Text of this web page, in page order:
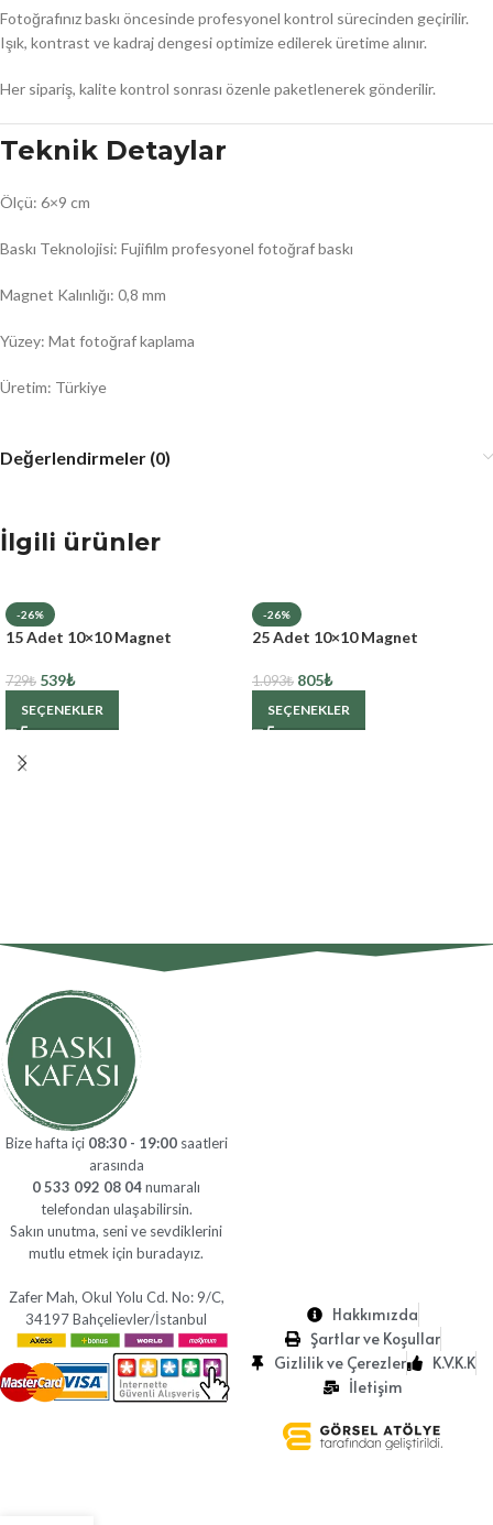
Fotoğrafınız baskı öncesinde profesyonel kontrol sürecinden geçirilir.
Işık, kontrast ve kadraj dengesi optimize edilerek üretime alınır.
Her sipariş, kalite kontrol sonrası özenle paketlenerek gönderilir.
Teknik Detaylar
Ölçü: 6×9 cm
Baskı Teknolojisi: Fujifilm profesyonel fotoğraf baskı
Magnet Kalınlığı: 0,8 mm
Yüzey: Mat fotoğraf kaplama
Üretim: Türkiye
Değerlendirmeler (0)
İlgili ürünler
-26%
15 Adet 10×10 Magnet
729₺ 539₺
SEÇENEKLER
-26%
25 Adet 10×10 Magnet
1.093₺ 805₺
SEÇENEKLER
Bize hafta içi 08:30 - 19:00saatleri
arasında
0 533 092 08 04numaralı
telefondan ulaşabilirsin.
Sakın unutma, seni ve sevdiklerini
mutlu etmek için buradayız.
Zafer Mah, Okul Yolu Cd. No: 9/C,
34197 Bahçelievler/İstanbul
Hakkımızda
Şartlar ve Koşullar
Gizlilik ve Çerezler
K.V.K.K
İletişim